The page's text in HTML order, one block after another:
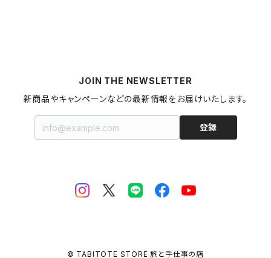
拭き漆キット
JOIN THE NEWSLETTER
新商品やキャンペーンなどの最新情報をお届けいたします。
登録
© TABITOTE STORE 旅と手仕事の店